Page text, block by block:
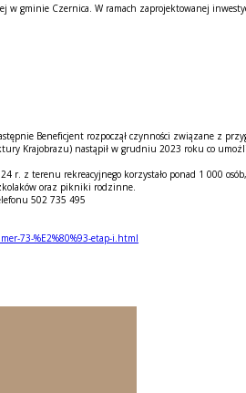
Czernica. W ramach zaprojektowanej
Beneficjent rozpoczął czynności związane z
Krajobrazu) nastąpił w grudniu 2023 roku co
z terenu rekreacyjnego korzystało ponad 1 000
oraz pikniki rodzinne.
502 735 495
73-%E2%80%93-etap-i.html